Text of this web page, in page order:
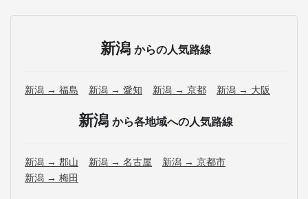
新潟 からの人気路線
新潟 → 福島 新潟 → 愛知 新潟 → 京都 新潟 → 大阪
新潟 から各地域への人気路線
新潟 → 郡山 新潟 → 名古屋
新潟 → 京都市
新潟 → 梅田